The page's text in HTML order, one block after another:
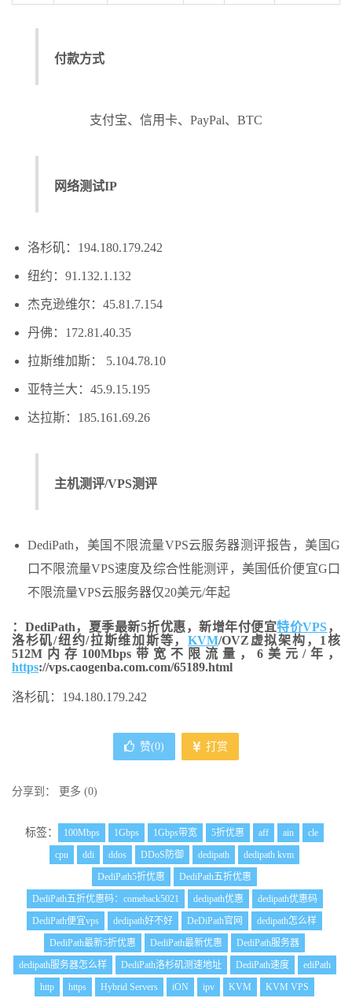
付款方式
支付宝、信用卡、PayPal、BTC
网络测试IP
洛杉矶：194.180.179.242
纽约：91.132.1.132
杰克逊维尔：45.81.7.154
丹佛：172.81.40.35
拉斯维加斯： 5.104.78.10
亚特兰大：45.9.15.195
达拉斯：185.161.69.26
主机测评/VPS测评
DediPath，美国不限流量VPS云服务器测评报告，美国G
口不限流量VPS速度及综合性能测评，美国低价便宜G口
不限流量VPS云服务器仅20美元/年起
：DediPath，夏季最新5折优惠，新增年付便宜特价VPS，
洛杉矶/纽约/拉斯维加斯等， KVM/OVZ虚拟架构，1核
512M内存100Mbps带宽不限流量，6美元/年，
https://vps.caogenba.com.com/65189.html
洛杉矶：194.180.179.242
赞(0) 打赏
分享到： 更多 (0)
标签： 100Mbps 1Gbps 1Gbps带宽 5折优惠 aff ain
cle
cpu
ddi ddos DDoS防御 dedipath
dedipath kvm
DediPath5折优惠
DediPath五折优惠
DediPath五折优惠码：comeback5021
dedipath优惠
dedipath优惠码
DediPath便宜vps
dedipath好不好 DeDiPath官网
dedipath怎么样
DediPath最新5折优惠
DediPath最新优惠
DediPath服务器
dedipath服务器怎么样
DediPath洛杉矶测速地址 DediPath速度
ediPath
http
https Hybrid Servers iON ipv KVM
KVM VPS